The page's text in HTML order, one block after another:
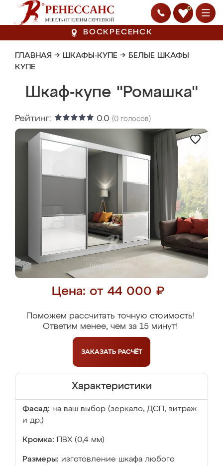
0
ВОСКРЕСЕНСК
ГЛАВНАЯ → ШКАФЫ-КУПЕ → БЕЛЫЕ ШКАФЫ
КУПЕ
Шкаф-купе "Ромашка"
Рейтинг: 0.0 (0 голосов)
Цена: от 44 000 ₽
Поможем рассчитать точную стоимость!
Ответим менее, чем за 15 минут!
ЗАКАЗАТЬ РАСЧЁТ
Характеристики
Фасад: на ваш выбор (зеркало, ДСП, витраж
и др.)
Кромка: ПВХ (0,4 мм)
Размеры: изготовление шкафа любого